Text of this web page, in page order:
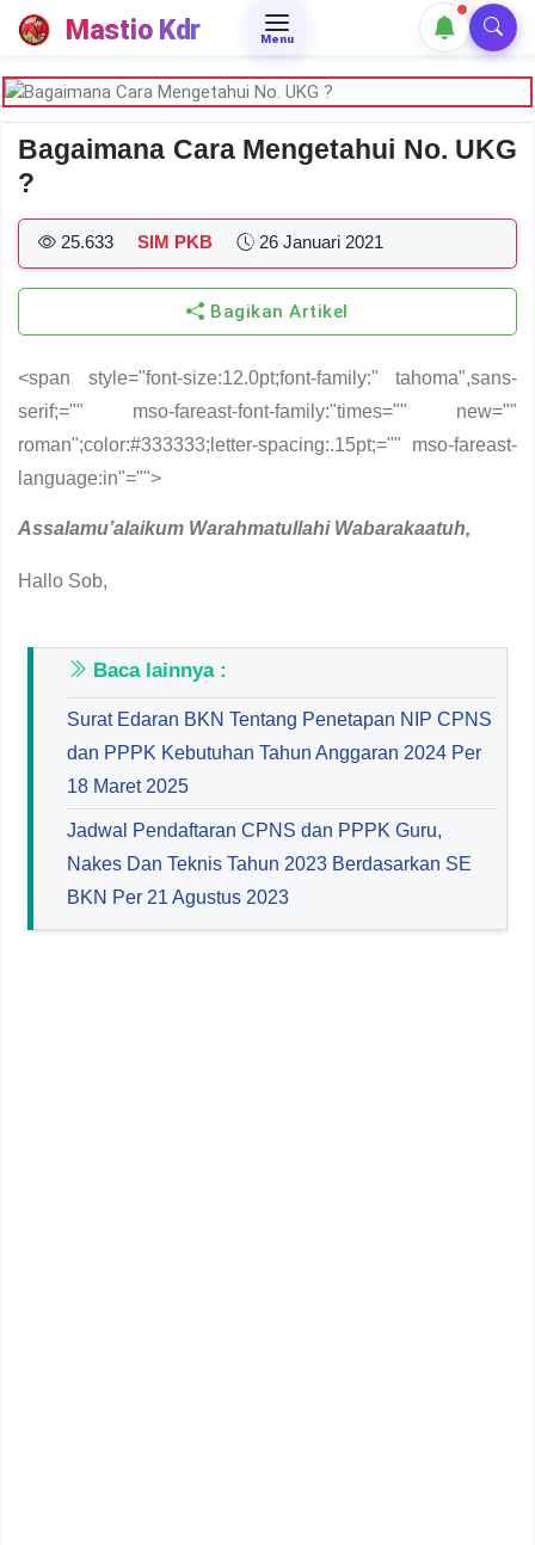
Mastio Kdr Menu
Bagaimana Cara Mengetahui No. UKG
?
25.633 SIM PKB 26 Januari 2021
Bagikan Artikel
<span style="font-size:12.0pt;font-family:" tahoma",sans-
serif;="" mso-fareast-font-family:"times="" new=""
roman";color:#333333;letter-spacing:.15pt;="" mso-fareast-
language:in"="">
Assalamu’alaikum Warahmatullahi Wabarakaatuh,
Hallo Sob,
Baca lainnya :
Surat Edaran BKN Tentang Penetapan NIP CPNS
dan PPPK Kebutuhan Tahun Anggaran 2024 Per
18 Maret 2025
Jadwal Pendaftaran CPNS dan PPPK Guru,
Nakes Dan Teknis Tahun 2023 Berdasarkan SE
BKN Per 21 Agustus 2023